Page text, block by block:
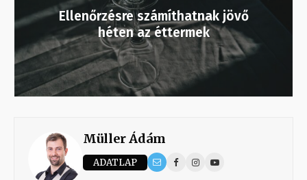
Ellenőrzésre számíthatnak jövő
héten az éttermek
Müller Ádám
ADATLAP